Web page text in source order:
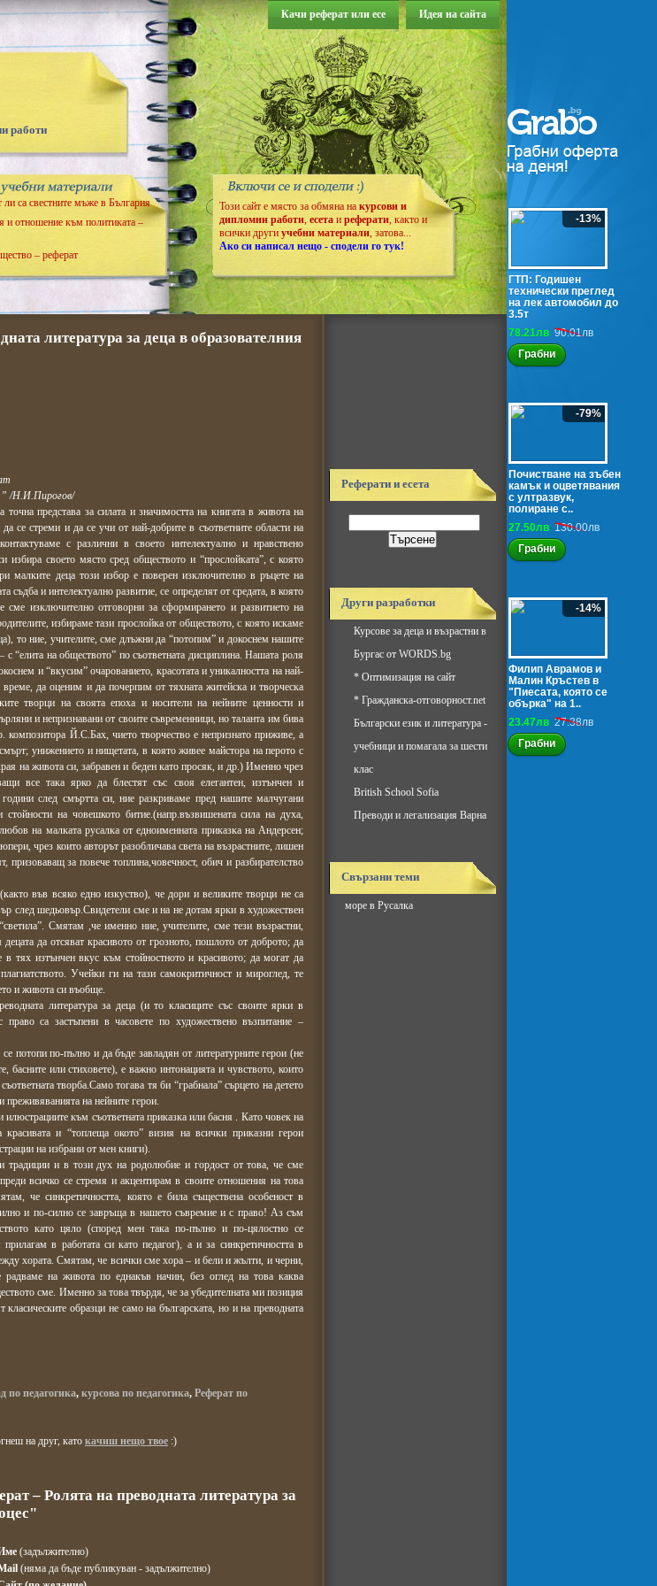
-13%
ГТП: Годишен
технически преглед
на лек автомобил до
3.5т
78.21лв 90.01лв
Грабни
-79%
Почистване на зъбен
камък и оцветявания
с ултразвук,
полиране с..
27.50лв 130.00лв
Грабни
-14%
Филип Аврамов и
Малин Кръстев в
"Пиесата, която се
обърка" на 1..
23.47лв 27.38лв
Грабни
Идея на сайта
Качи реферат или есе
работи
са свестните мъже в България
и отношение към политиката –
– реферат
Този сайт е място за обмяна на курсови и
дипломни работи, есета и реферати, както и
всички други учебни материали, затова...
Ако си написал нещо - сподели го тук!
литература за деца в образователния
/Н.И.Пирогов/
представа за силата и значимостта на книгата в живота на
се стреми и да се учи от най-добрите в съответните области на
с различни в своето интелектуално и нравствено
избира своето място сред обществото и “прослойката”, с която
малките деца този избор е поверен изключително в ръцете на
съдба и интелектуално развитие, се определят от средата, в която
сме изключително отговорни за сформирането и развитието на
избираме тази прослойка от обществото, с която искаме
то ние, учителите, сме длъжни да “потопим” и докоснем нашите
с “елита на обществото” по съответната дисциплина. Нашата роля
и “вкусим” очарованието, красотата и уникалността на най-
да оценим и да почерпим от тяхната житейска и творческа
творци на своята епоха и носители на нейните ценности и
и непризнавани от своите съвременници, но таланта им бива
композитора Й.С.Бах, чието творчество е непризнато приживе, а
унижението и нищетата, в която живее майстора на перото с
на живота си, забравен и беден като просяк, и др.) Именно чрез
все така ярко да блестят със своя елегантен, изтънчен и
след смъртта си, ние разкриваме пред нашите малчугани
стойности на човешкото битие.(напр.възвишената сила на духа,
на малката русалка от едноименната приказка на Андерсен;
чрез които авторът разобличава света на възрастните, лишен
призоваващ за повече топлина,човечност, обич и разбирателство
във всяко едно изкуство), че дори и великите творци не са
след шедьовър.Свидетели сме и на не дотам ярки в художествен
Смятам ,че именно ние, учителите, сме тези възрастни,
да отсяват красивото от грозното, пошлото от доброто; да
в тях изтънчен вкус към стойностното и красивото; да могат да
Учейки ги на тази самокритичност и мироглед, те
и живота си въобще.
литература за деца (и то класиците със своите ярки в
са застъпени в часовете по художествено възпитание –
потопи по-пълно и да бъде завладян от литературните герои (не
басните или стиховете), е важно интонацията и чувството, които
творба.Само тогава тя би “грабнала” сърцето на детето
преживяванията на нейните герои.
към съответната приказка или басня . Като човек на
и “топлеща окото” визия на всички приказни герои
на избрани от мен книги).
традиции и в този дух на родолюбие и гордост от това, че сме
всичко се стремя и акцентирам в своите отношения на това
че синкретичността, която е била съществена особеност в
и по-силно се завръща в нашето съвремие и с право! Аз съм
като цяло (според мен така по-пълно и по-цялостно се
в работата си като педагог), а и за синкретичността в
хората. Смятам, че всички сме хора – и бели и жълти, и черни,
на живота по еднакъв начин, без оглед на това каква
сме. Именно за това твърдя, че за убедителната ми позиция
образци не само на българската, но и на преводната
по педагогика, курсова по педагогика, Реферат по
на друг, като качиш нещо твое :)
– Ролята на преводната литература за
(задължително)
(няма да бъде публикуван - задължително)
Реферати и есета
Други разработки
Курсове за деца и възрастни в
Бургас от WORDS.bg
* Оптимизация на сайт
* Гражданска-отговорност.net
Български език и литература -
учебници и помагала за шести
клас
British School Sofia
Преводи и легализация Варна
Свързани теми
море в Русалка